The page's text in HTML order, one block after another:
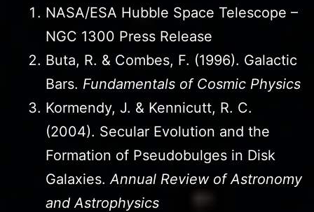
NASA/ESA Hubble Space Telescope –
NGC 1300 Press Release
Buta, R. & Combes, F. (1996). Galactic
Bars. Fundamentals of Cosmic Physics
Kormendy, J. & Kennicutt, R. C.
(2004). Secular Evolution and the
Formation of Pseudobulges in Disk
Galaxies. Annual Review of Astronomy
and Astrophysics